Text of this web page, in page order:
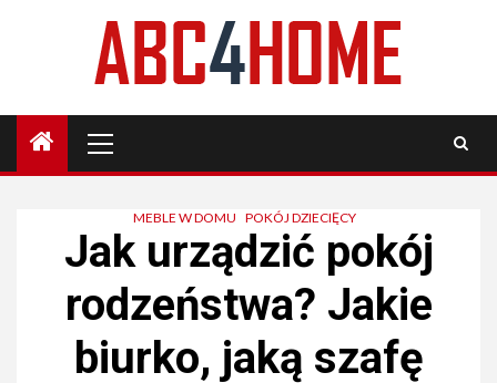
Menu
MEBLE W DOMU POKÓJ DZIECIĘCY
Jak urządzić pokój
rodzeństwa? Jakie
biurko, jaką szafę